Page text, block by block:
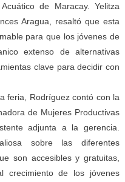
de Maracay. Yelitza
Aragua, resaltó que esta
para que los jóvenes de
extenso de alternativas
clave para decidir con
feria, Rodríguez contó con la
de Mujeres Productivas
adjunta a la gerencia.
sobre las diferentes
son accesibles y gratuitas,
crecimiento de los jóvenes